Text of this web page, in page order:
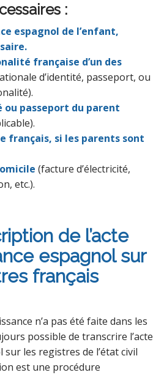
:
espagnol de l’enfant,
française d’un des
d’identité, passeport, ou
ou passeport du parent
français, si les parents sont
(facture d’électricité,
etc.).
de l’acte
espagnol sur
français
n’a pas été faite dans les
possible de transcrire l’acte
sur les registres de l’état civil
est une procédure